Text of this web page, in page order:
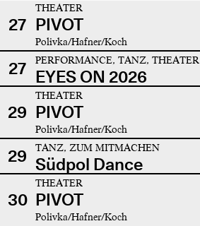
27
THEATER
PIVOT
Polivka/Hafner/Koch
27 PERFORMANCE, TANZ, THEATER
EYES ON 2026
29
THEATER
PIVOT
Polivka/Hafner/Koch
29 TANZ, ZUM MITMACHEN
Südpol Dance
30
THEATER
PIVOT
Polivka/Hafner/Koch